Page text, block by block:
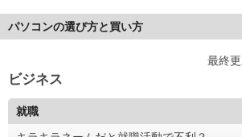
パソコンの選び方と買い方
最終
ビジネス
就職